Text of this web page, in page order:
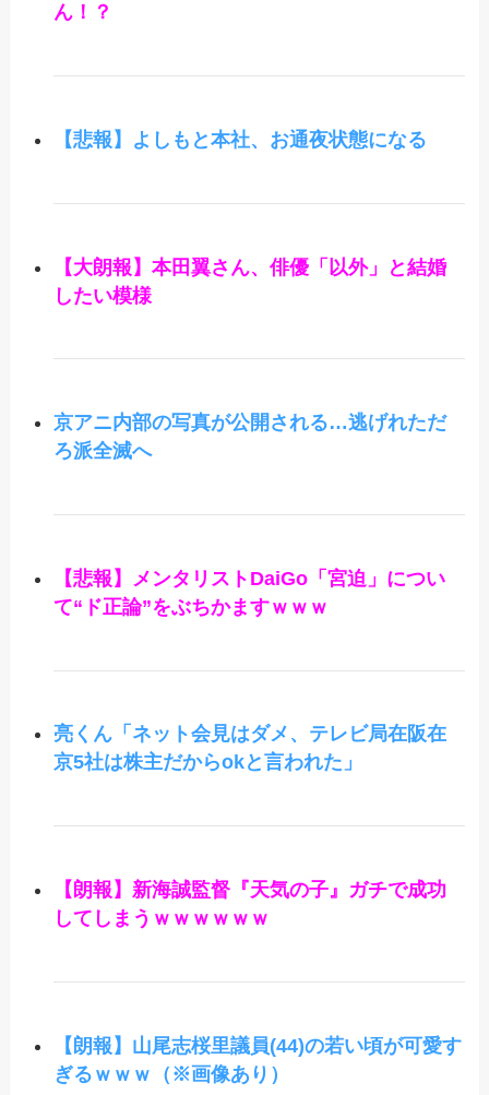
ん！？
【悲報】よしもと本社、お通夜状態になる
【大朗報】本田翼さん、俳優「以外」と結婚
したい模様
京アニ内部の写真が公開される…逃げれただ
ろ派全滅へ
【悲報】メンタリストDaiGo「宮迫」につい
て“ド正論”をぶちかますｗｗｗ
亮くん「ネット会見はダメ、テレビ局在阪在
京5社は株主だからokと言われた」
【朗報】新海誠監督『天気の子』ガチで成功
してしまうｗｗｗｗｗｗ
【朗報】山尾志桜里議員(44)の若い頃が可愛す
ぎるｗｗｗ（※画像あり）